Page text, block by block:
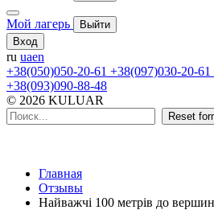
Мой лагерь
Выйти
Вход
ru uaen
+38(050)050-20-61 +38(097)030-20-61
+38(093)090-88-48
© 2026 KULUAR
Reset
Главная
Отзывы
Найважчі 100 метрів до